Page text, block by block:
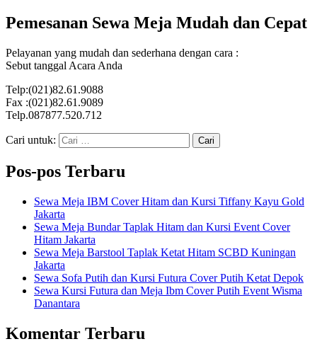
Pemesanan Sewa Meja Mudah dan Cepat
Pelayanan yang mudah dan sederhana dengan cara :
Sebut tanggal Acara Anda
Telp:(021)82.61.9088
Fax :(021)82.61.9089
Telp.087877.520.712
Cari untuk:
Pos-pos Terbaru
Sewa Meja IBM Cover Hitam dan Kursi Tiffany Kayu Gold
Jakarta
Sewa Meja Bundar Taplak Hitam dan Kursi Event Cover
Hitam Jakarta
Sewa Meja Barstool Taplak Ketat Hitam SCBD Kuningan
Jakarta
Sewa Sofa Putih dan Kursi Futura Cover Putih Ketat Depok
Sewa Kursi Futura dan Meja Ibm Cover Putih Event Wisma
Danantara
Komentar Terbaru